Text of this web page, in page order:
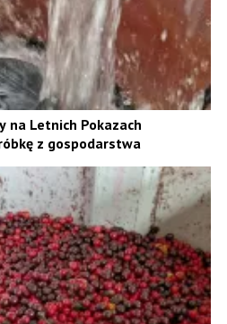
na Letnich Pokazach
z gospodarstwa